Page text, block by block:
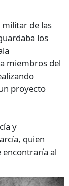
militar de las
los
miembros del
proyecto
y
quien
encontraría al